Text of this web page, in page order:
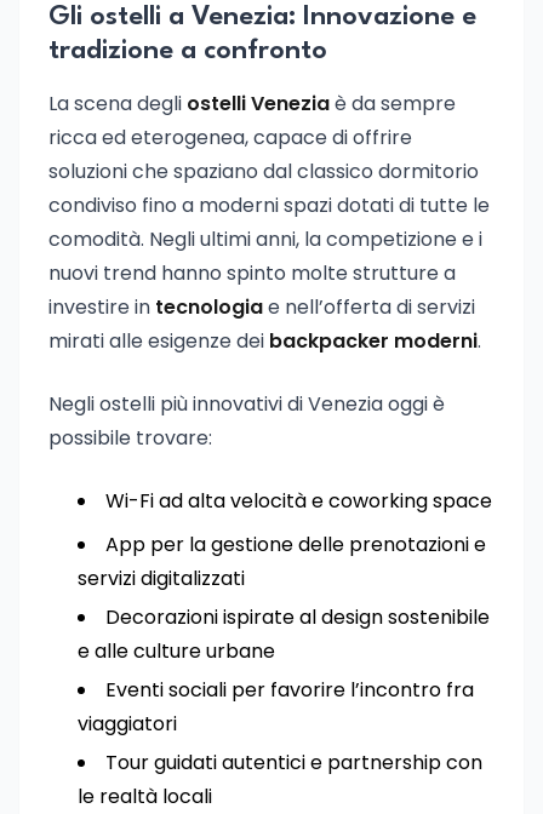
Gli ostelli a Venezia: Innovazione e
tradizione a confronto
La scena degli ostelli Veneziaè da sempre
ricca ed eterogenea, capace di offrire
soluzioni che spaziano dal classico dormitorio
condiviso fino a moderni spazi dotati di tutte le
comodità. Negli ultimi anni, la competizione e i
nuovi trend hanno spinto molte strutture a
investire in tecnologiae nell’offerta di servizi
mirati alle esigenze dei backpacker moderni.
Negli ostelli più innovativi di Venezia oggi è
possibile trovare:
Wi-Fi ad alta velocità e coworking space
App per la gestione delle prenotazioni e
servizi digitalizzati
Decorazioni ispirate al design sostenibile
e alle culture urbane
Eventi sociali per favorire l’incontro fra
viaggiatori
Tour guidati autentici e partnership con
le realtà locali